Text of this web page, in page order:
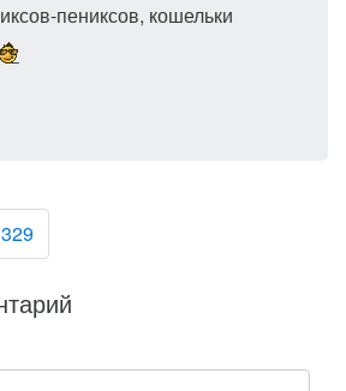
пениксов, кошельки